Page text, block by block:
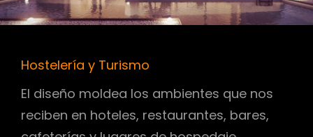
Hostelería y Turismo
El diseño moldea los ambientes que nos
reciben en hoteles, restaurantes, bares,